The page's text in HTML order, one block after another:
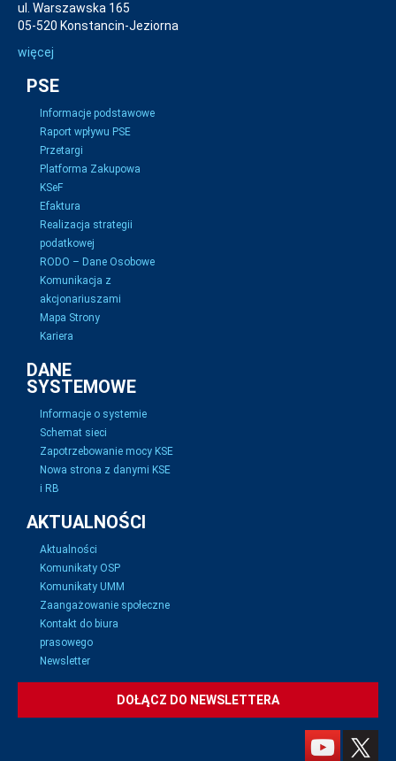
ul. Warszawska 165
05-520 Konstancin-Jeziorna
więcej
PSE
Informacje podstawowe
Raport wpływu PSE
Przetargi
Platforma Zakupowa
KSeF
Efaktura
Realizacja strategii
podatkowej
RODO – Dane Osobowe
Komunikacja z
akcjonariuszami
Mapa Strony
Kariera
DANE
SYSTEMOWE
Informacje o systemie
Schemat sieci
Zapotrzebowanie mocy KSE
Nowa strona z danymi KSE
i RB
AKTUALNOŚCI
Aktualności
Komunikaty OSP
Komunikaty UMM
Zaangażowanie społeczne
Kontakt do biura
prasowego
Newsletter
DOŁĄCZ DO NEWSLETTERA